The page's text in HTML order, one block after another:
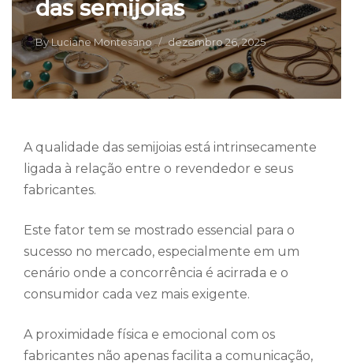
das semijoias
ByLuciane Montesano dezembro 26, 2025
A qualidade das semijoias está intrinsecamente
ligada à relação entre o revendedor e seus
fabricantes.
Este fator tem se mostrado essencial para o
sucesso no mercado, especialmente em um
cenário onde a concorrência é acirrada e o
consumidor cada vez mais exigente.
A proximidade física e emocional com os
fabricantes não apenas facilita a comunicação,